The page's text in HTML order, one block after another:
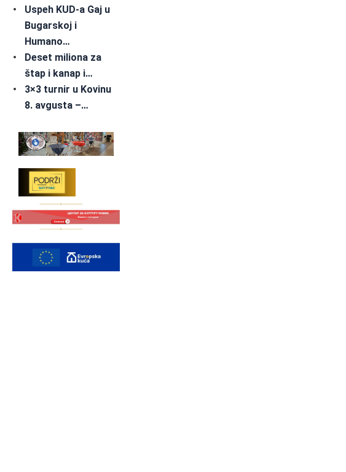
Uspeh KUD-a Gaj u
Bugarskoj i
Humano…
Deset miliona za
štap i kanap i…
3×3 turnir u Kovinu
8. avgusta –…